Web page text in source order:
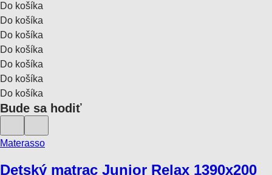
Do košíka
Do košíka
Do košíka
Do košíka
Do košíka
Do košíka
Do košíka
Bude sa hodiť
Materasso
Detský matrac Junior Relax 1390x200